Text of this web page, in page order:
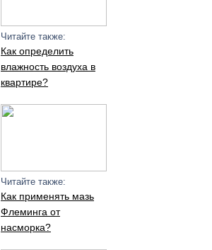
Читайте также:
Как определить
влажность воздуха в
квартире?
Читайте также:
Как применять мазь
Флеминга от
насморка?